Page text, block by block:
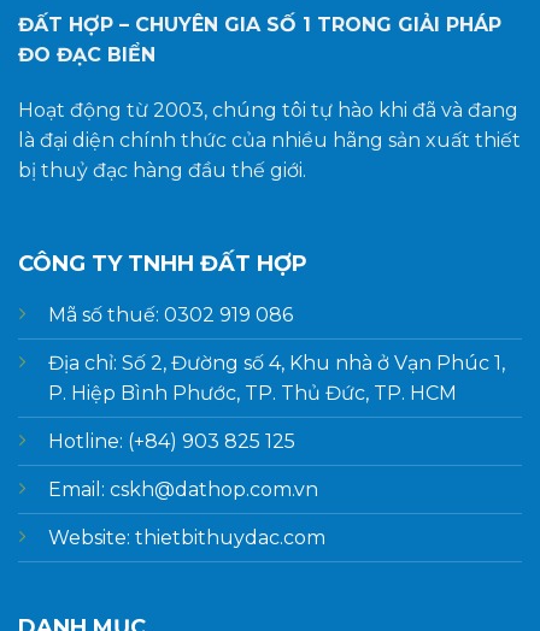
ĐẤT HỢP – CHUYÊN GIA SỐ 1 TRONG GIẢI PHÁP
ĐO ĐẠC BIỂN
Hoạt động từ 2003, chúng tôi tự hào khi đã và đang
là đại diện chính thức của nhiều hãng sản xuất thiết
bị thuỷ đạc hàng đầu thế giới.
CÔNG TY TNHH ĐẤT HỢP
Mã số thuế: 0302 919 086
Địa chỉ: Số 2, Đường số 4, Khu nhà ở Vạn Phúc 1,
P. Hiệp Bình Phước, TP. Thủ Đức, TP. HCM
Hotline: (+84) 903 825 125
Email: cskh@dathop.com.vn
Website: thietbithuydac.com